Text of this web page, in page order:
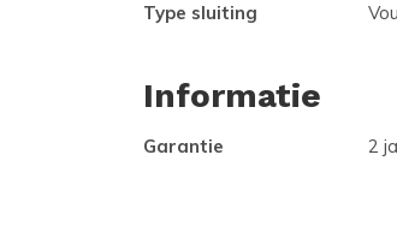
Type sluiting
Informatie
Garantie 2